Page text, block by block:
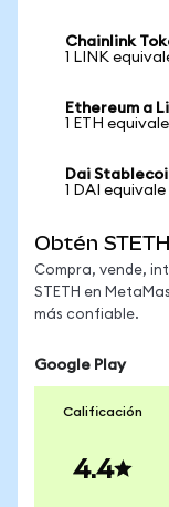
Chainlink
1 LINK
Ethereum a
1 ETH
Dai
1 DAI equivale
Obtén
Compra, vende,
STETH en
más confiable.
Google Play
Calificación
4.4